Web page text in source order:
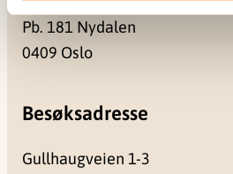
Pb. 181 Nydalen
0409 Oslo
Besøksadresse
Gullhaugveien 1-3